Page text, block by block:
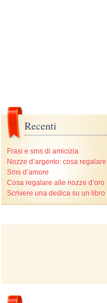
Recenti
Frasi e sms di amicizia
Nozze d’argento: cosa regalare
Sms d’amore
Cosa regalare alle nozze d’oro
Scrivere una dedica su un libro